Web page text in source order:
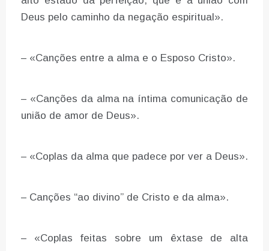
Deus pelo caminho da negação espiritual».
– «Canções entre a alma e o Esposo Cristo».
– «Canções da alma na íntima comunicação de
união de amor de Deus».
– «Coplas da alma que padece por ver a Deus».
– Canções “ao divino” de Cristo e da alma».
– «Coplas feitas sobre um êxtase de alta